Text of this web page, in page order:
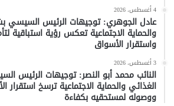
4 أغسطس، 2026
عادل الجوهري: توجيهات الرئيس السيسي
والحماية الاجتماعية تعكس رؤية استباقية
واستقرار الأسواق
3 أغسطس، 2026
النائب محمد أبو النصر: توجيهات الرئيس
الغذائي والحماية الاجتماعية ترسخ استقرار
ووصوله لمستحقيه بكفاءة